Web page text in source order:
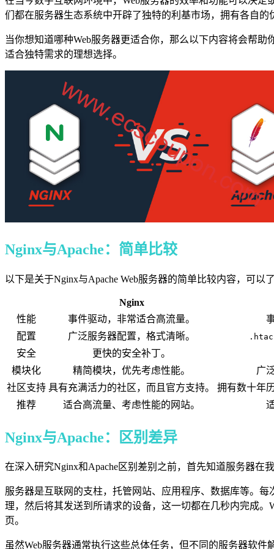
们都在服务器生态系统中开辟了独特的利基市场，拥有各自
当你想知道哪种Web服务器更适合你，那么以下内容将会帮
适合独特需求的理想选择。
Nginx与Apache：简单比较
以下是关于Nginx与Apache Web服务器的简单比较内容，可以
Nginx
性能
事件驱动，非常适合高流量。
配置
广泛服务器配置，格式清晰。
安全
更快的安全补丁。
模块化
精简模块，优先考虑性能。
广
社区支持 具有充满活力的社区，而且官方支持。
拥有数十年
推荐
适合高流量、考虑性能的网站。
Nginx与Apache：区别差异
在深入研究Nginx和Apache区别差别之前，首先知道服务器
服务器是互联网的支柱，托管网站、应用程序、数据库等。
理，然后将其发送到所请求的设备，这一切都在几秒内完成
页。
虽然Web服务器通常执行这些总体任务，但不同的服务器软